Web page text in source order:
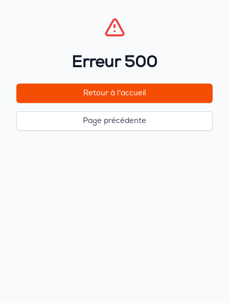
Erreur 500
Retour à l'accueil
Page précédente